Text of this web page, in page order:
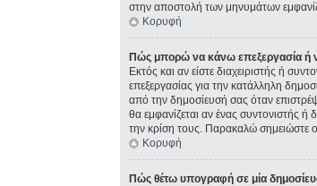
στην αποστολή των μηνυμάτων
Κορυφή
Πώς μπορώ να κάνω επεξεργασία ή
Εκτός και αν είστε διαχειριστής ή
επεξεργασίας για την κατάλληλη
από την δημοσίευσή σας όταν
θα εμφανίζεται αν ένας συντονιστής
την κρίση τους. Παρακαλώ σημειώστε
Κορυφή
Πώς θέτω υπογραφή σε μία